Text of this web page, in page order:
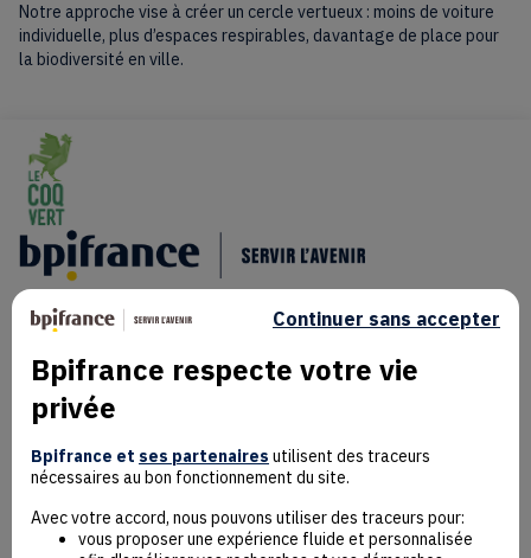
Notre approche vise à créer un cercle vertueux : moins de voiture
individuelle, plus d’espaces respirables, davantage de place pour
la biodiversité en ville.
Mentions Légales
Données personnelles
Contact
Bpifrance respecte votre vie
privée
Bpifrance et ses partenaires utilisent des traceurs
nécessaires au bon fonctionnement du site.
Avec votre accord, nous pouvons utiliser des traceurs pour:
vous proposer une expérience fluide et personnalisée
Continuer sans accepter